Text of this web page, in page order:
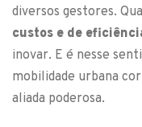
diversos gestores.
custos e de
inovar. E é nesse
mobilidade urbana
aliada poderosa.